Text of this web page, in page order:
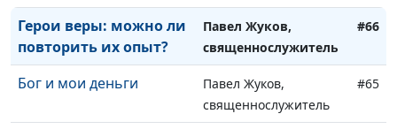
Герои веры: можно ли
повторить их опыт?
Павел Жуков,
священнослужитель
#66
Бог и мои деньги
Павел Жуков,
священнослужитель
#65